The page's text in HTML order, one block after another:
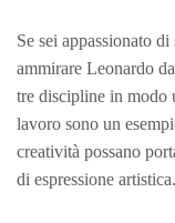
Se sei appassionato
ammirare Leonardo
tre discipline in modo
lavoro sono un
creatività possano
di espressione artistica.